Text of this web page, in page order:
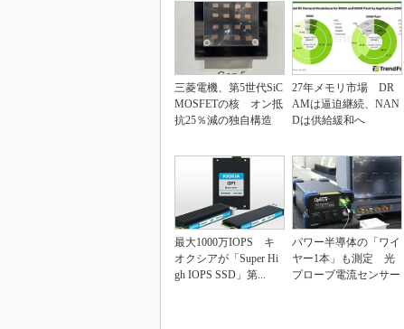
三菱電機、第5世代SiC
MOSFETの核 オン抵
抗25％減の独自構造
27年メモリ市場 DR
AMは逼迫継続、NAN
Dは供給緩和へ
最大1000万IOPS キ
オクシアが「Super Hi
gh IOPS SSD」第...
パワー半導体の「ワイ
ヤー1本」も測定 光
プローブ電流センサー